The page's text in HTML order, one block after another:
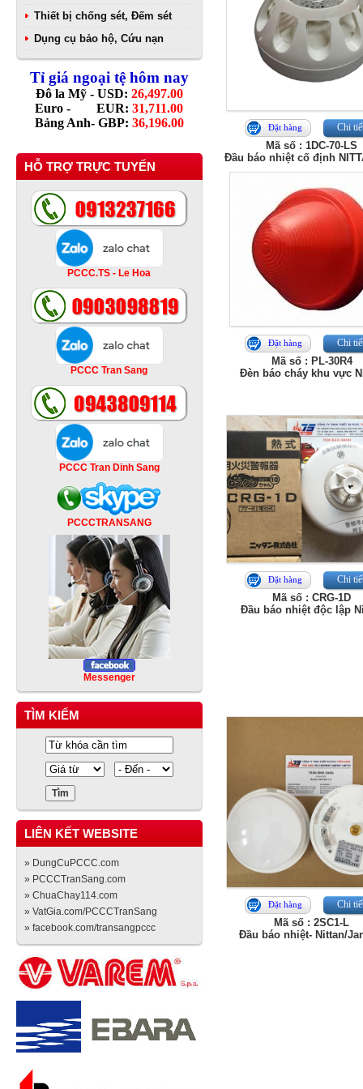
Thiết bị chống sét, Đếm sét
Dụng cụ bảo hộ, Cứu nạn
Tỉ giá ngoại tệ hôm nay
Đô la Mỹ - USD: 26,497.00
Euro - EUR: 31,711.00
Bảng Anh- GBP: 36,196.00
HỖ TRỢ TRỰC TUYẾN
PCCC.TS - Le Hoa
PCCC Tran Sang
PCCC Tran Dinh Sang
PCCCTRANSANG
Messenger
TÌM KIẾM
LIÊN KẾT WEBSITE
» DungCuPCCC.com
» PCCCTranSang.com
» ChuaChay114.com
» VatGia.com/PCCCTranSang
» facebook.com/transangpccc
Đặt hàng Chi
Mã số : 1DC-70-LS
Đầu báo nhiệt cố định
Đặt hàng Chi
Mã số : PL-30R4
Đèn báo cháy khu vực
Đặt hàng Chi
Mã số : CRG-1D
Đầu báo nhiệt độc lập
Đặt hàng Chi
Mã số : 2SC1-L
Đầu báo nhiệt- Nittan/